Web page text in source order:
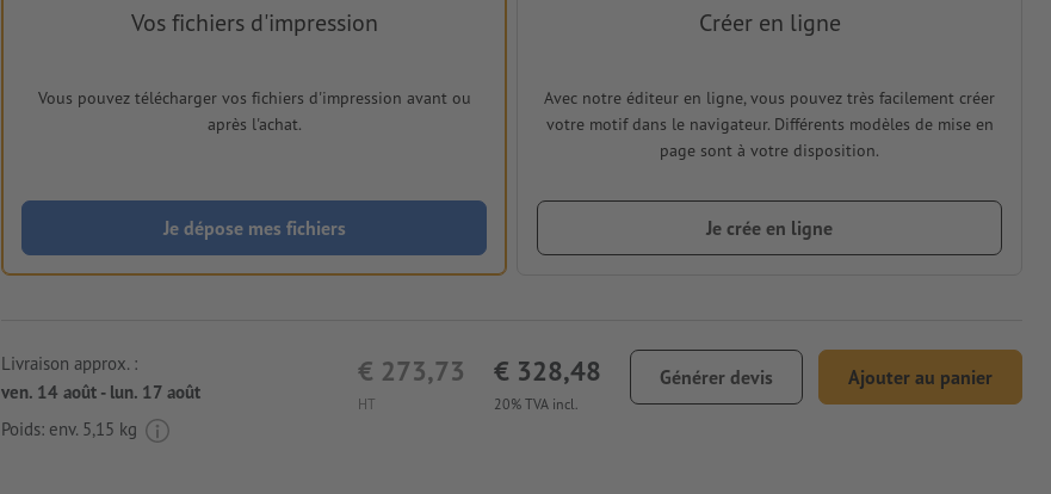
Vos fichiers d'impression
Vous pouvez télécharger vos fichiers d'impression avant ou
après l'achat.
Je dépose mes fichiers
Créer en ligne
Avec notre éditeur en ligne, vous pouvez très facilement créer
votre motif dans le navigateur. Différents modèles de mise en
page sont à votre disposition.
Je crée en ligne
HT
€ 273,73
20% TVA incl.
€ 328,48 Générer devis Ajouter au panier
Livraison approx. :
ven. 14 août - lun. 17 août
Poids: env. 5,15 kg